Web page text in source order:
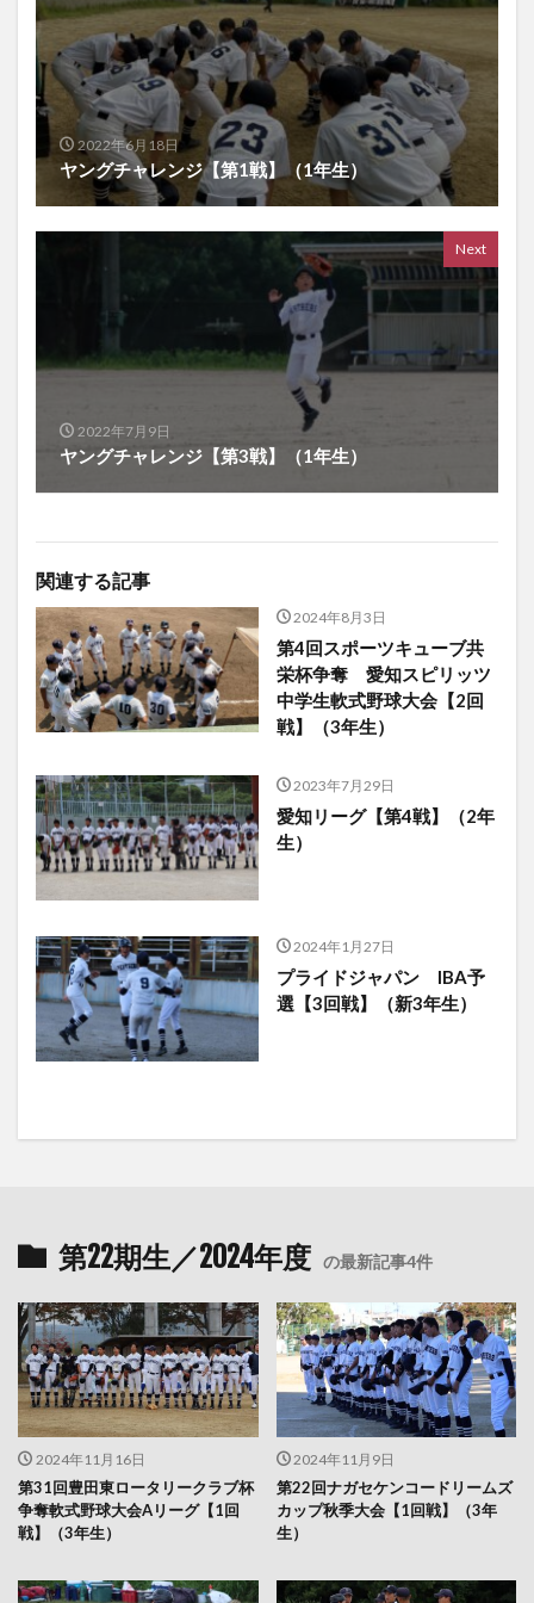
2022年6月18日
ヤングチャレンジ【第1戦】（1年生）
Next
2022年7月9日
ヤングチャレンジ【第3戦】（1年生）
関連する記事
2024年8月3日
第4回スポーツキューブ共
栄杯争奪 愛知スピリッツ
中学生軟式野球大会【2回
戦】（3年生）
2023年7月29日
愛知リーグ【第4戦】（2年
生）
2024年1月27日
プライドジャパン IBA予
選【3回戦】（新3年生）
第22期生／2024年度 の最新記事4件
2024年11月16日
第31回豊田東ロータリークラブ杯
争奪軟式野球大会Aリーグ【1回
戦】（3年生）
2024年11月9日
第22回ナガセケンコードリームズ
カップ秋季大会【1回戦】（3年
生）